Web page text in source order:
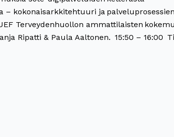
– kokonaisarkkitehtuuri ja
Terveydenhuollon ammattilaisten
Ripatti & Paula Aaltonen. ​ 15:50 – 16:00